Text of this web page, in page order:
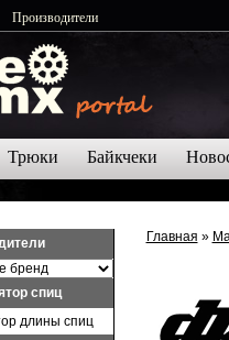
Производители
Трюки Байкчеки
Главная »
спиц
длины спиц